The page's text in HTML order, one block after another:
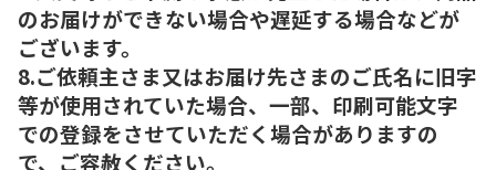
のお届けができない場合や遅延する場合などが
ございます。
8.ご依頼主さま又はお届け先さまのご氏名に旧字
等が使用されていた場合、一部、印刷可能文字
での登録をさせていただく場合がありますの
で、ご容赦ください。